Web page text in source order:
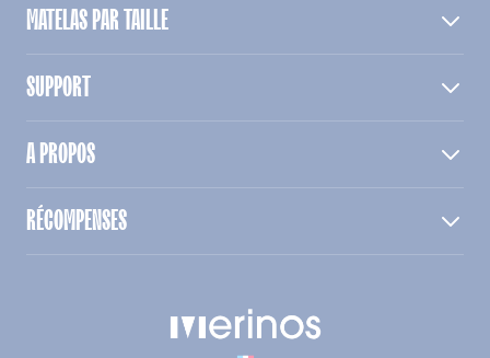
MATELAS PAR TAILLE
SUPPORT
A PROPOS
RÉCOMPENSES